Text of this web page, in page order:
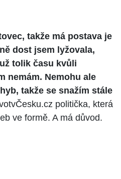
takže má postava je
dost jsem lyžovala,
tolik času kvůli
nemám. Nemohu ale
takže se snažím stále
politička, která
ve formě. A má důvod.